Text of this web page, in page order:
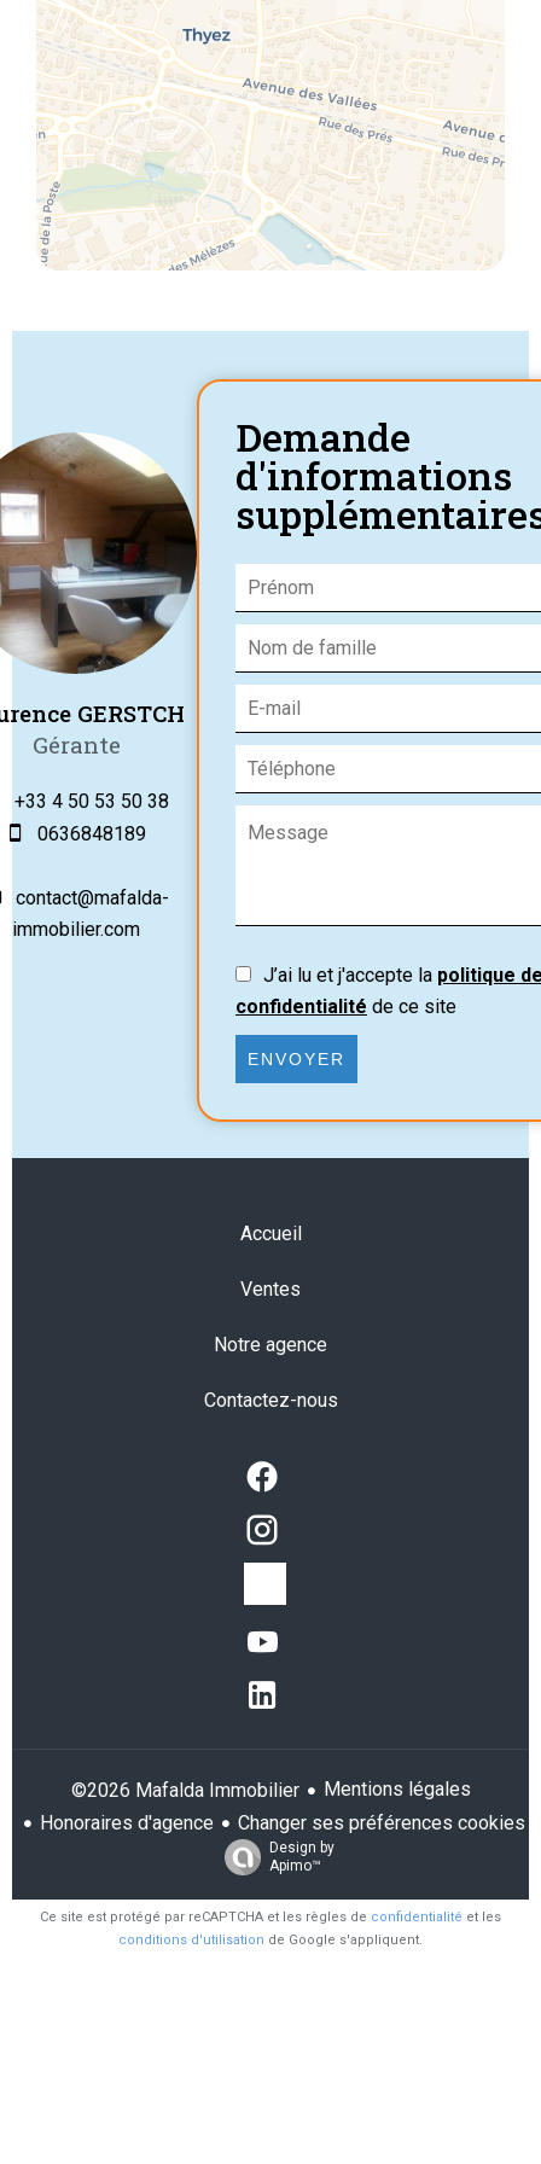
GERSTCH
Gérante
+33 4 50 53 50 38
0636848189
contact@mafalda-
immobilier.com
Demande
d'informations
J’ai lu et j'accepte la politique
confidentialité de ce site
ENVOYER
Accueil
Ventes
Notre agence
Contactez-nous
©2026 Mafalda Immobilier
Mentions légales
Honoraires d'agence
Changer ses préférences cookies
Design by
Apimo™
Ce site est protégé par reCAPTCHA et les règles de confidentialité et les
conditions d'utilisation de Google s'appliquent.